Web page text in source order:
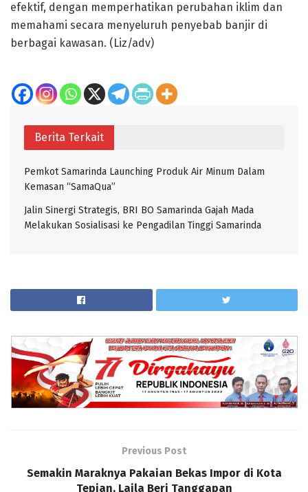
efektif, dengan memperhatikan perubahan iklim dan
memahami secara menyeluruh penyebab banjir di
berbagai kawasan. (Liz/adv)
Berita Terkait
Pemkot Samarinda Launching Produk Air Minum Dalam
Kemasan “SamaQua”
Jalin Sinergi Strategis, BRI BO Samarinda Gajah Mada
Melakukan Sosialisasi ke Pengadilan Tinggi Samarinda
Previous Post
Semakin Maraknya Pakaian Bekas Impor di Kota
Tepian, Laila Beri Tanggapan